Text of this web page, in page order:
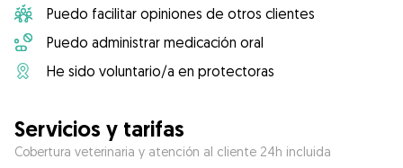
Puedo facilitar opiniones de otros clientes
Puedo administrar medicación oral
He sido voluntario/a en protectoras
Servicios y tarifas
Cobertura veterinaria y atención al cliente 24h incluida